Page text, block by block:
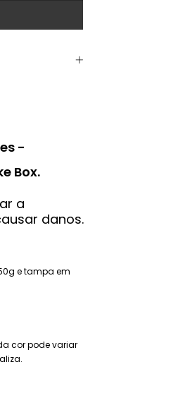
-
Box.
a
danos.
e tampa em
cor pode variar